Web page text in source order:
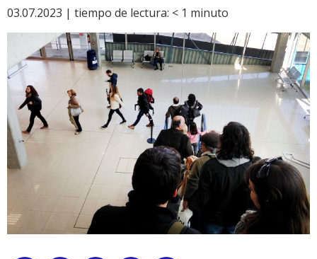
03.07.2023 | tiempo de lectura: < 1 minuto